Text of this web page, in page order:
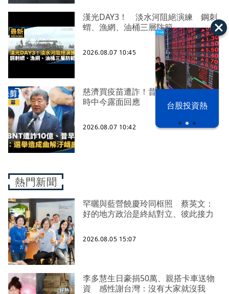
以色列 穹頂
台股投資熱
漢光DAY3！ 淡水河阻絕演練 鋼刺
蝟、漁網、油桶三層防範
2026.08.07 10:45
慈濟買疫苗遭詐！昔遭轟擋疫苗 陳
時中今露面回應
2026.08.07 10:42
熱門新聞
罕曬與藍營饒慶玲同框照 蔡英文：
好的地方政治是終結對立、彼此接力
2026.08.05 15:07
李多慧生日豪捐50萬、親搭卡車送物
資 感性謝台灣：沒有大家就沒我